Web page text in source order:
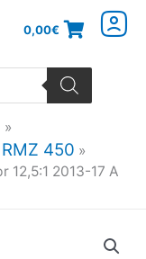
0,00€
RMZ 450
12,5:1 2013-17 A
Aktueller